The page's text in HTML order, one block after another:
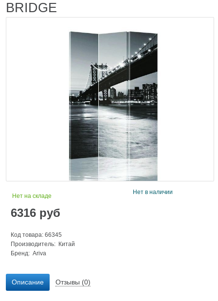
BRIDGE
Нет на складе
6316 руб
Код товара: 66345
Производитель: Китай
Бренд: Ariva
Нет в наличии
Описание Отзывы (0)